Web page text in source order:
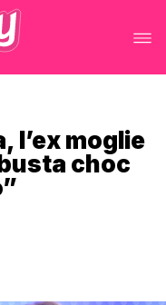
l’ex moglie
choc